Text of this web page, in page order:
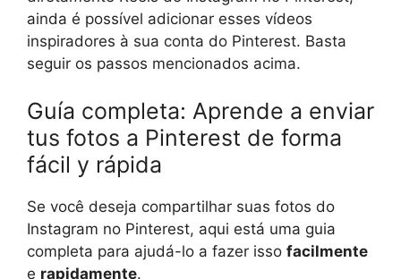
ainda é possível adicionar esses vídeos
inspiradores à sua conta do Pinterest. Basta
seguir os passos mencionados acima.
Guía completa: Aprende a enviar
tus fotos a Pinterest de forma
fácil y rápida
Se você deseja compartilhar suas fotos do
Instagram no Pinterest, aqui está uma guia
completa para ajudá-lo a fazer isso facilmente
e rapidamente.